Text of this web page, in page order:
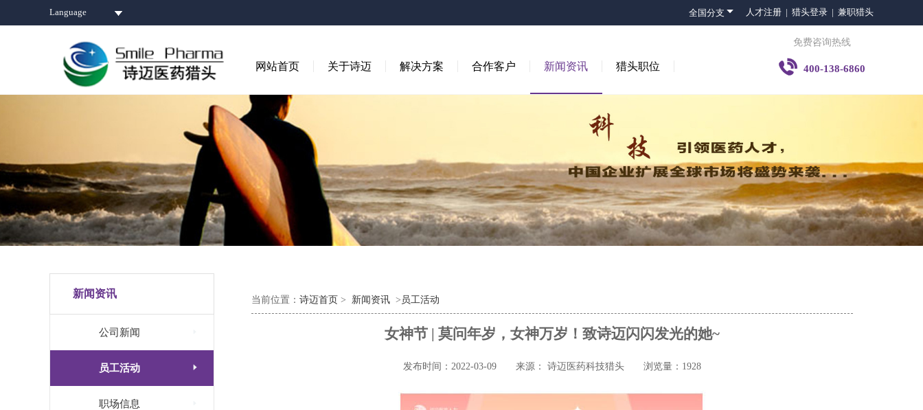
Language 全国分支  人才注册 | 猎头登录 | 兼职猎头
网站首页 关于诗迈 解决方案 合作客户 新闻资讯 猎头职位
免费咨询热线
 400-138-6860
新闻资讯
公司新闻
员工活动 
职场信息
当前位置： 诗迈首页 > 新闻资讯 > 员工活动
女神节 | 莫问年岁，女神万岁！致诗迈闪闪发光的她~
发布时间：2022-03-09 来源： 诗迈医药科技猎头 浏览量：1928